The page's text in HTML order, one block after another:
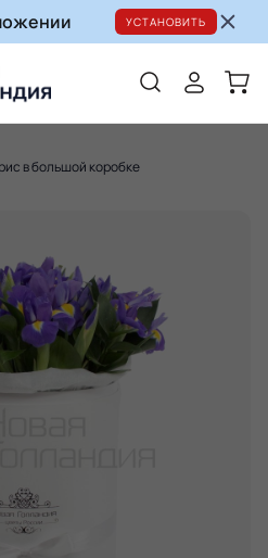
УСТАНОВИТЬ
в большой коробке